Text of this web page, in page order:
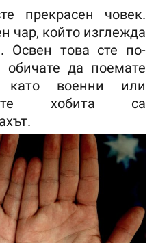
прекрасен човек.
чар, който изглежда
Освен това сте по-
да поемате
като военни или
хобита са